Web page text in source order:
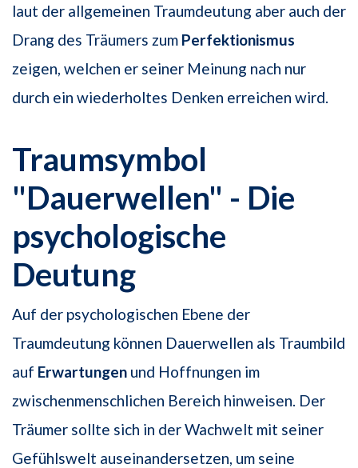
laut der allgemeinen Traumdeutung aber auch der
Drang des Träumers zum Perfektionismus
zeigen, welchen er seiner Meinung nach nur
durch ein wiederholtes Denken erreichen wird.
Traumsymbol
"Dauerwellen" - Die
psychologische
Deutung
Auf der psychologischen Ebene der
Traumdeutung können Dauerwellen als Traumbild
auf Erwartungen und Hoffnungen im
zwischenmenschlichen Bereich hinweisen. Der
Träumer sollte sich in der Wachwelt mit seiner
Gefühlswelt auseinandersetzen, um seine